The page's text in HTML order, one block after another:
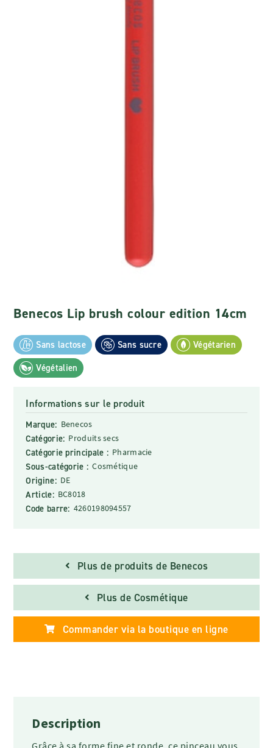
Benecos Lip brush colour edition 14cm
Sans lactose Sans sucre
Végétarien
Végétalien
Informations sur le produit
Marque: Benecos
Catégorie: Produits secs
Catégorie principale : Pharmacie
Sous-catégorie : Cosmétique
Origine: DE
Article: BC8018
Code barre: 4260198094557
Plus de produits de Benecos
Plus de Cosmétique
Commander via la boutique en ligne
Description
Grâce à sa forme fine et ronde, ce pinceau vous